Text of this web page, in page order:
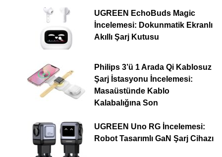
UGREEN EchoBuds Magic
İncelemesi: Dokunmatik Ekranlı
Akıllı Şarj Kutusu
Philips 3’ü 1 Arada Qi Kablosuz
Şarj İstasyonu İncelemesi:
Masaüstünde Kablo
Kalabalığına Son
UGREEN Uno RG İncelemesi:
Robot Tasarımlı GaN Şarj Cihazı